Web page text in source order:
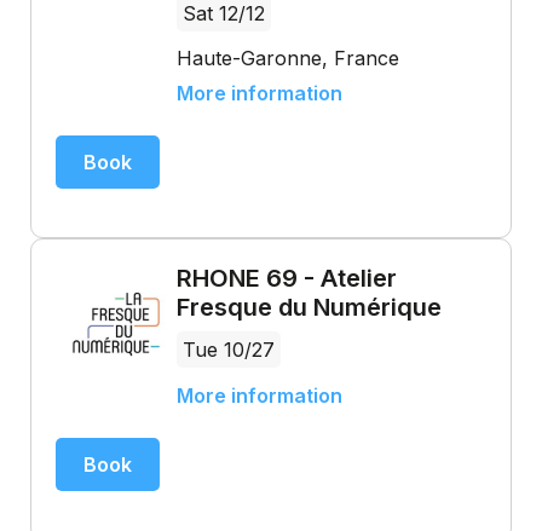
Sat 12/12
Haute-Garonne, France
More information
Book
RHONE 69 - Atelier
Fresque du Numérique
Tue 10/27
More information
Book